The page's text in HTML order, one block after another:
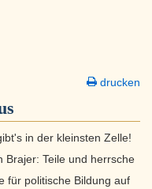
drucken
in der kleinsten Zelle!
Brajer: Teile und herrsche
für politische Bildung auf